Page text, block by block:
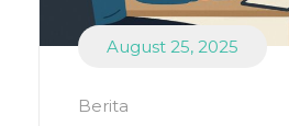
August 25, 2025
Berita